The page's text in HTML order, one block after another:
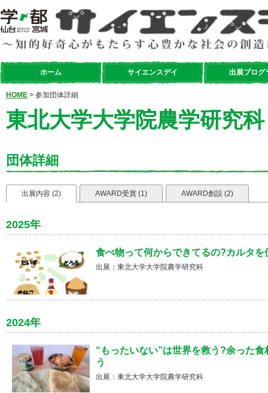
ホーム サイエンスデイ 出展プログ
HOME > 参加団体詳細
東北大学大学院農学研究科
団体詳細
出展内容 (2) AWARD受賞 (1) AWARD創設 (2)
2025年
食べ物って何からできてるの?カルタ
出展：東北大学大学院農学研究科
2024年
“もったいない”は世界を救う?余った
う
出展：東北大学大学院農学研究科